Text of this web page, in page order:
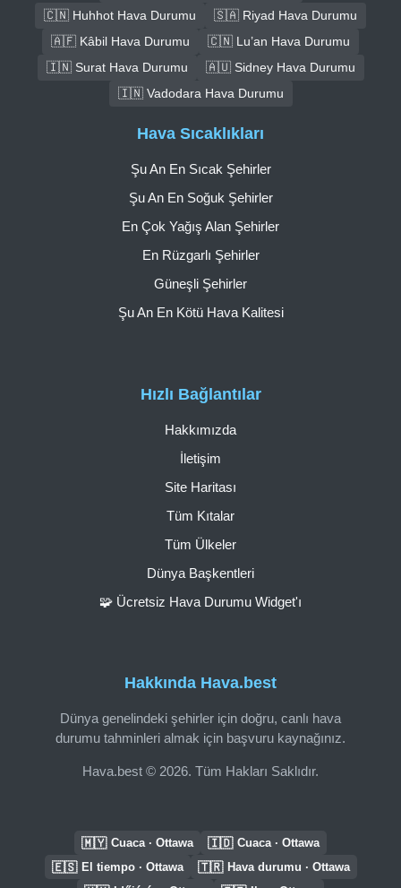
🇨🇳 Huhhot Hava Durumu
🇸🇦 Riyad Hava Durumu
🇦🇫 Kâbil Hava Durumu
🇨🇳 Lu’an Hava Durumu
🇮🇳 Surat Hava Durumu
🇦🇺 Sidney Hava Durumu
🇮🇳 Vadodara Hava Durumu
Hakkında Hava.best
Dünya genelindeki şehirler için doğru, canlı hava
durumu tahminleri almak için başvuru kaynağınız.
Hava.best © 2026. Tüm Hakları Saklıdır.
Hızlı Bağlantılar
Hakkımızda
İletişim
Site Haritası
Tüm Kıtalar
Tüm Ülkeler
Dünya Başkentleri
🧩 Ücretsiz Hava Durumu Widget'ı
Hava Sıcaklıkları
Şu An En Sıcak Şehirler
Şu An En Soğuk Şehirler
En Çok Yağış Alan Şehirler
En Rüzgarlı Şehirler
Güneşli Şehirler
Şu An En Kötü Hava Kalitesi
🇲🇾 Cuaca · Ottawa 🇮🇩 Cuaca · Ottawa
🇪🇸 El tiempo · Ottawa 🇹🇷 Hava durumu · Ottawa